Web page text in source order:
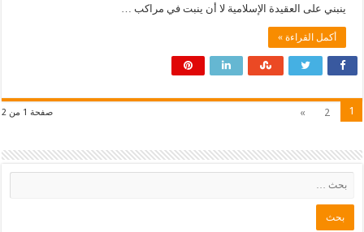
ينبني على العقيدة الإسلامية لا أن ينبت في مراكب …
أكمل القراءة »
صفحة 1 من 2 1
2
»